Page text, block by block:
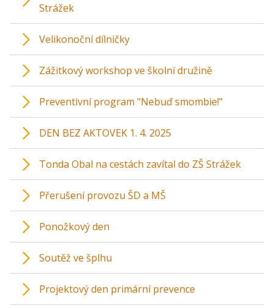
Strážek
Velikonoční dílničky
Zážitkový workshop ve školní družině
Preventivní program "Nebuď smombie!"
DEN BEZ AKTOVEK 1. 4. 2025
Tonda Obal na cestách zavítal do ZŠ Strážek
Přerušení provozu ŠD a MŠ
Ponožkový den
Soutěž ve šplhu
Projektový den primární prevence